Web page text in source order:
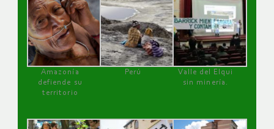
Amazonía
defiende su
territorio
Perú
Valle del Elqui
sin minería.